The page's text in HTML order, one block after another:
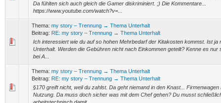
Da fühlten sich auch gleich die Gamer diskriminiert. ;) Die Kommentare...
https://www.youtube.com/watch?v=...
Thema: my story – Trennung → Thema Unterhalt
Beitrag: RE: my story – Trennung → Thema Unterhalt
Ich interessiert wie du auf so hohen Mehrbedarf der Kitakosten kommst. Ist ja
Unterhalt. Werden die Gebühren nicht nach Einkommen geteilt? Kenne es nur
bei A...
Thema: my story – Trennung → Thema Unterhalt
Beitrag: RE: my story – Trennung → Thema Unterhalt
§170 greift nicht, weil du zahlst. Da geht niemand in den Knast...
Nutzung. Da muss doch sicher was mit dem Chef gehen? Du musst